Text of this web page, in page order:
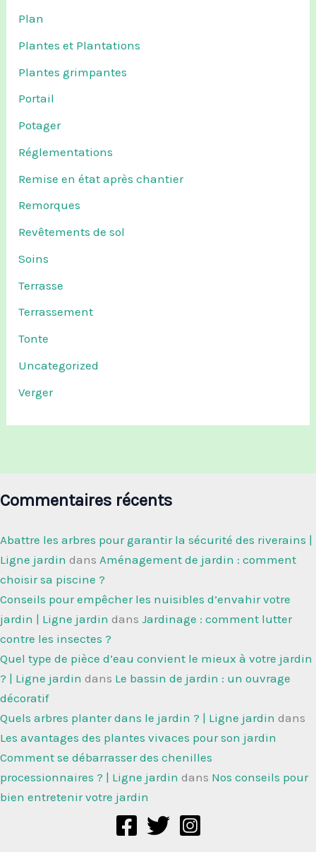
Plan
Plantes et Plantations
Plantes grimpantes
Portail
Potager
Réglementations
Remise en état après chantier
Remorques
Revêtements de sol
Soins
Terrasse
Terrassement
Tonte
Uncategorized
Verger
Commentaires récents
Abattre les arbres pour garantir la sécurité des riverains |
Ligne jardin dans Aménagement de jardin : comment
choisir sa piscine ?
Conseils pour empêcher les nuisibles d’envahir votre
jardin | Ligne jardin dans Jardinage : comment lutter
contre les insectes ?
Quel type de pièce d’eau convient le mieux à votre jardin
? | Ligne jardin dans Le bassin de jardin : un ouvrage
décoratif
Quels arbres planter dans le jardin ? | Ligne jardin dans
Les avantages des plantes vivaces pour son jardin
Comment se débarrasser des chenilles
processionnaires ? | Ligne jardin dans Nos conseils pour
bien entretenir votre jardin